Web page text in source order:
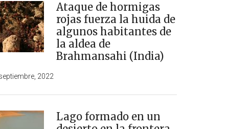
Ataque de hormigas
rojas fuerza la huida de
algunos habitantes de
la aldea de
Brahmansahi (India)
2022
Lago formado en un